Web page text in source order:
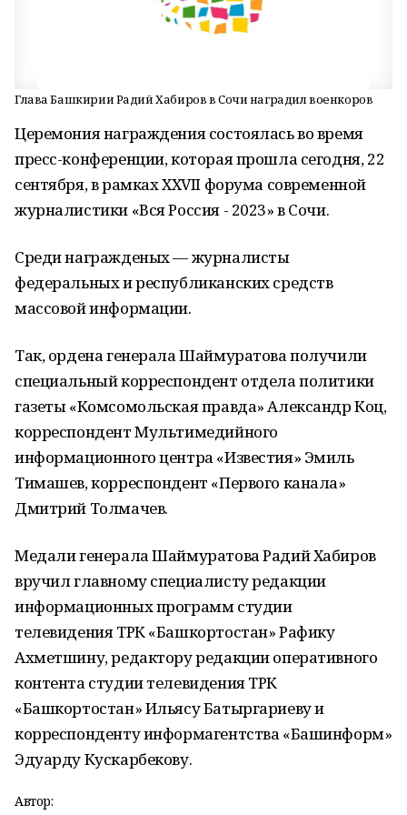
Глава Башкирии Радий Хабиров в Сочи наградил военкоров
Церемония награждения состоялась во время
пресс-конференции, которая прошла сегодня, 22
сентября, в рамках XXVII форума современной
журналистики «Вся Россия - 2023» в Сочи.
Среди награжденых — журналисты
федеральных и республиканских средств
массовой информации.
Так, ордена генерала Шаймуратова получили
специальный корреспондент отдела политики
газеты «Комсомольская правда» Александр Коц,
корреспондент Мультимедийного
информационного центра «Известия» Эмиль
Тимашев, корреспондент «Первого канала»
Дмитрий Толмачев.
Медали генерала Шаймуратова Радий Хабиров
вручил главному специалисту редакции
информационных программ студии
телевидения ТРК «Башкортостан» Рафику
Ахметшину, редактору редакции оперативного
контента студии телевидения ТРК
«Башкортостан» Ильясу Батыргариеву и
корреспонденту информагентства «Башинформ»
Эдуарду Кускарбекову.
Автор: